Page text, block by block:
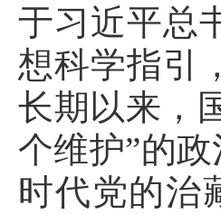
于习近平总
想科学指引
长期以来，
个维护”的
时代党的治